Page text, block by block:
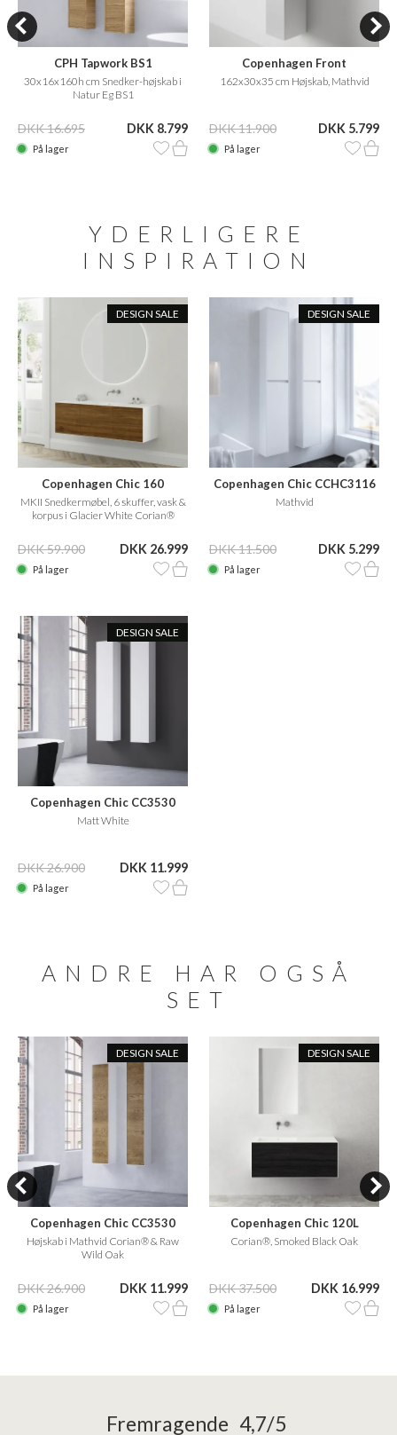
CPH Tapwork BS1
30x16x160h cm Snedker-højskab i
Natur Eg BS1
DKK 16.695 DKK 8.799
På lager
Copenhagen Front
162x30x35 cm Højskab, Mathvid
DKK 11.900 DKK 5.799
På lager
YDERLIGERE
INSPIRATION
DESIGN SALE
Copenhagen Chic 160
MKII Snedkermøbel, 6 skuffer, vask &
korpus i Glacier White Corian®
DKK 59.900 DKK 26.999
På lager
DESIGN SALE
Copenhagen Chic CCHC3116
Mathvid
DKK 11.500 DKK 5.299
På lager
DESIGN SALE
Copenhagen Chic CC3530
Matt White
DKK 26.900 DKK 11.999
På lager
ANDRE HAR OGSÅ
SET
DESIGN SALE
Copenhagen Chic CC3530
Højskab i Mathvid Corian® & Raw
Wild Oak
DKK 26.900 DKK 11.999
På lager
DESIGN SALE
Copenhagen Chic 120L
Corian®, Smoked Black Oak
DKK 37.500 DKK 16.999
På lager
Fremragende 4,7/5